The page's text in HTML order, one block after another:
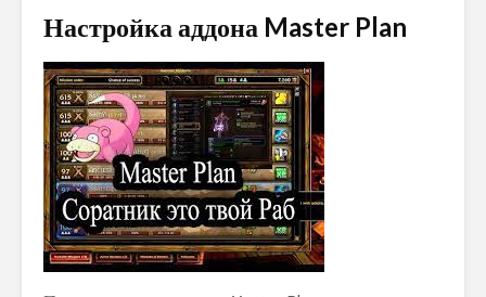
Настройка аддона Master Plan